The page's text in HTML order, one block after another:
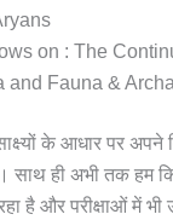
on : The
and Fauna &
के आधार पर अपने
ही अभी तक हम
है और परीक्षाओं में भी